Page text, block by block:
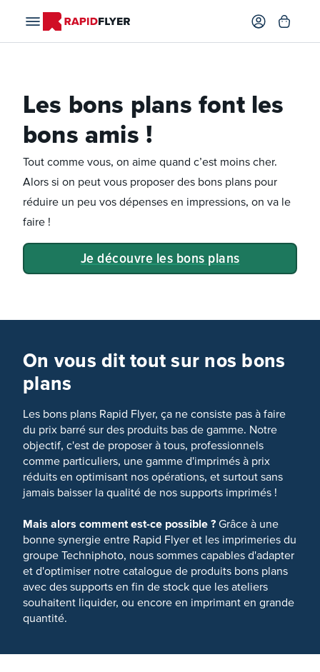
Les bons plans font les
bons amis !
Tout comme vous, on aime quand c’est moins cher.
Alors si on peut vous proposer des bons plans pour
réduire un peu vos dépenses en impressions, on va le
faire !
Je découvre les bons plans
On vous dit tout sur nos bons
plans
Les bons plans Rapid Flyer, ça ne consiste pas à faire
du prix barré sur des produits bas de gamme. Notre
objectif, c'est de proposer à tous, professionnels
comme particuliers, une gamme d'imprimés à prix
réduits en optimisant nos opérations, et surtout sans
jamais baisser la qualité de nos supports imprimés !
Mais alors comment est-ce possible ? Grâce à une
bonne synergie entre Rapid Flyer et les imprimeries du
groupe Techniphoto, nous sommes capables d'adapter
et d'optimiser notre catalogue de produits bons plans
avec des supports en fin de stock que les ateliers
souhaitent liquider, ou encore en imprimant en grande
quantité.